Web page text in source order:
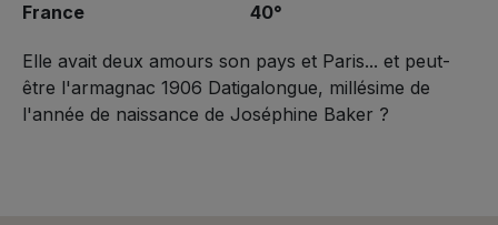
France
40°
Elle avait deux amours son pays et Paris... et peut-
être l'armagnac 1906 Datigalongue, millésime de
l'année de naissance de Joséphine Baker ?